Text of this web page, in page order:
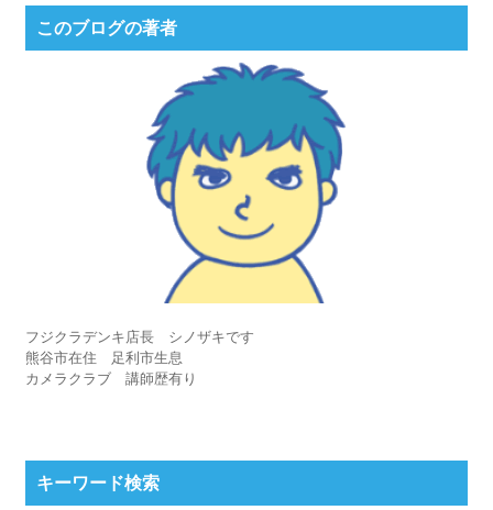
このブログの著者
フジクラデンキ店長 シノザキです
熊谷市在住 足利市生息
カメラクラブ 講師歴有り
キーワード検索